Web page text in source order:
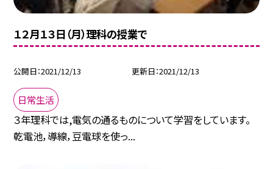
１２月１３日（月）理科の授業で
公開日 2021/12/13 更新日 2021/12/13
日常生活
３年理科では,電気の通るものについて学習をしています。
乾電池，導線，豆電球を使っ...